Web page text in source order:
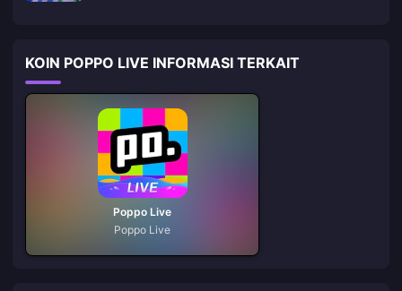
KOIN POPPO LIVE INFORMASI TERKAIT
Poppo Live
Poppo Live